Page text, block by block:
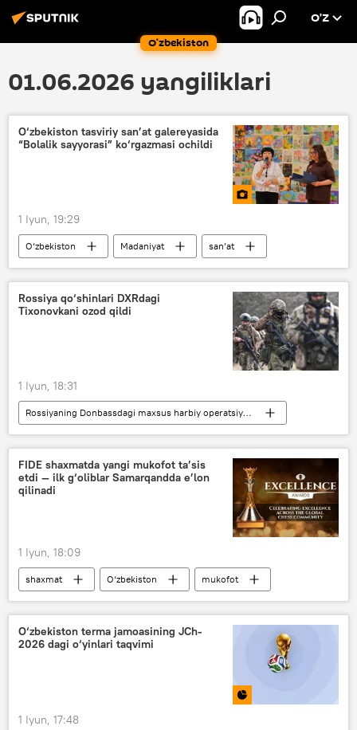
O‘zbekiston
O’Z
01.06.2026 yangiliklari
O‘zbekiston tasviriy san’at galereyasida
“Bolalik sayyorasi” ko‘rgazmasi ochildi
1 Iyun, 19:29
O‘zbekiston Madaniyat
san’at
rasm
bola bolalar
Rossiya qo‘shinlari DXRdagi
Tixonovkani ozod qildi
1 Iyun, 18:31
Rossiyaning Donbassdagi maxsus harbiy operatsiyasi
Dunyo yangiliklari
Dunyoda
Donesk xalq respublikasi (DXR)
Ukraina
Rossiya
FIDE shaxmatda yangi mukofot ta’sis
etdi — ilk g‘oliblar Samarqandda e’lon
qilinadi
1 Iyun, 18:09
shaxmat O‘zbekiston
mukofot
Sport
Butunjahon shaxmat olimpiadasi
Samarqand
O‘zbekiston terma jamoasining JCh-
2026 dagi o‘yinlari taqvimi
1 Iyun, 17:48